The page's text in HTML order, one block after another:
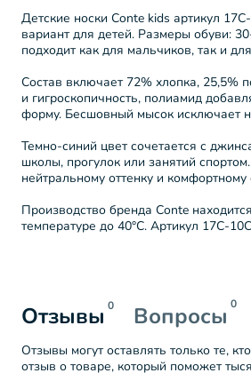
Детские носки Conte kids артикул
вариант для детей. Размеры обуви:
подходит как для мальчиков, так и
Состав включает 72% хлопка, 25,5%
и гигроскопичность, полиамид
форму. Бесшовный мысок исключает
Темно-синий цвет сочетается с
школы, прогулок или занятий
нейтральному оттенку и комфортному
Производство бренда Conte
температуре до 40°C. Артикул 17С-
Отзывы 0 Вопросы 0
Отзывы могут оставлять только те,
отзыв о товаре, который поможет